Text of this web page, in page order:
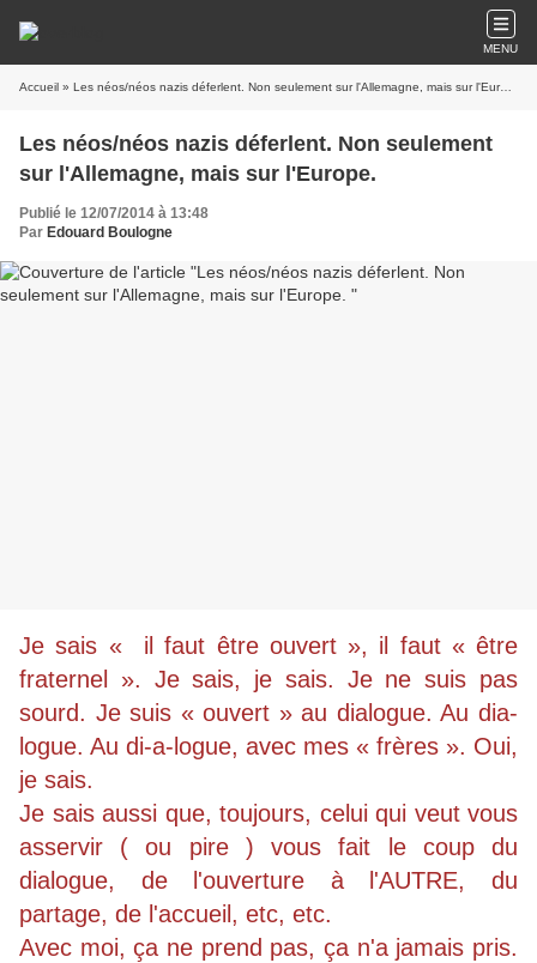
MENU
Accueil » Les néos/néos nazis déferlent. Non seulement sur l'Allemagne, mais sur l'Europe.
Les néos/néos nazis déferlent. Non seulement
sur l'Allemagne, mais sur l'Europe.
Publié le 12/07/2014 à 13:48
Par Edouard Boulogne
Je sais « il faut être ouvert », il faut « être
fraternel ». Je sais, je sais. Je ne suis pas
sourd. Je suis « ouvert » au dialogue. Au dia-
logue. Au di-a-logue, avec mes « frères ». Oui,
je sais.
Je sais aussi que, toujours, celui qui veut vous
asservir ( ou pire ) vous fait le coup du
dialogue, de l'ouverture à l'AUTRE, du
partage, de l'accueil, etc, etc.
Avec moi, ça ne prend pas, ça n'a jamais pris.